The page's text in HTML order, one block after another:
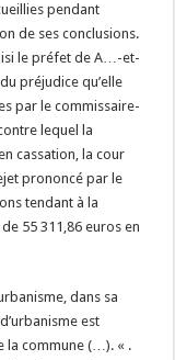
pendant
de ses conclusions.
le préfet de A…-et-
préjudice qu’elle
par le commissaire-
lequel la
cassation, la cour
prononcé par le
tendant à la
55 311,86 euros en
dans sa
est
la commune (…). « .